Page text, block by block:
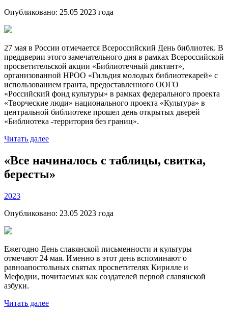
Опубликовано: 25.05 2023 года
27 мая в России отмечается Всероссийский День библиотек. В
преддверии этого замечательного дня в рамках Всероссийской
просветительской акции «Библиотечный диктант»,
организованной НРОО «Гильдия молодых библиотекарей» с
использованием гранта, предоставленного ООГО
«Российский фонд культуры» в рамках федерального проекта
«Творческие люди» национального проекта «Культура» в
центральной библиотеке прошел день открытых дверей
«Библиотека -территория без границ».
Читать далее
«Все начиналось с таблицы, свитка,
бересты»
2023
Опубликовано: 23.05 2023 года
Ежегодно День славянской письменности и культуры
отмечают 24 мая. Именно в этот день вспоминают о
равноапостольных святых просветителях Кирилле и
Мефодии, почитаемых как создателей первой славянской
азбуки.
Читать далее